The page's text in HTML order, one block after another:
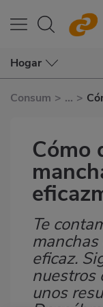
Hogar
Consum > ... >
Cómo
Subtítulo
Te
eficaz.
nuestros
unos